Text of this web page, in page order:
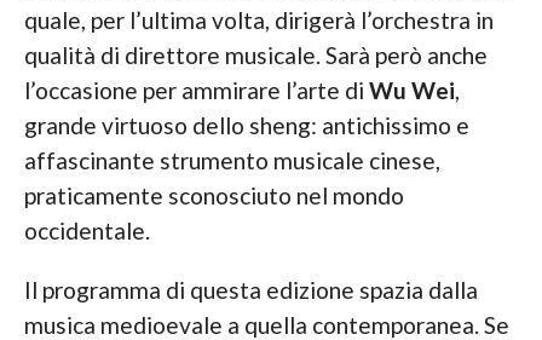
quale, per l’ultima volta, dirigerà l’orchestra in
qualità di direttore musicale. Sarà però anche
l’occasione per ammirare l’arte di Wu Wei
grande virtuoso dello sheng: antichissimo e
affascinante strumento musicale cinese,
praticamente sconosciuto nel mondo
occidentale.
Il programma di questa edizione spazia dalla
musica medioevale a quella contemporanea. Se